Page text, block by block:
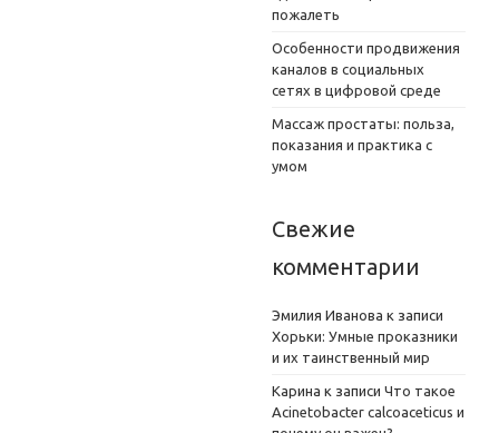
пожалеть
Особенности продвижения
каналов в социальных
сетях в цифровой среде
Массаж простаты: польза,
показания и практика с
умом
Свежие
комментарии
Эмилия Иванова к записи
Хорьки: Умные проказники
и их таинственный мир
Карина к записи Что такое
Acinetobacter calcoaceticus и